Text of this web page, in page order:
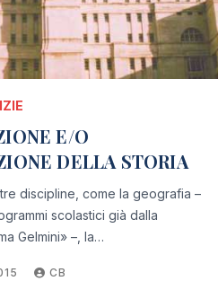
E/O
DELLA STORIA
discipline, come la geografia –
scolastici già dalla
Gelmini» –, la…
CB